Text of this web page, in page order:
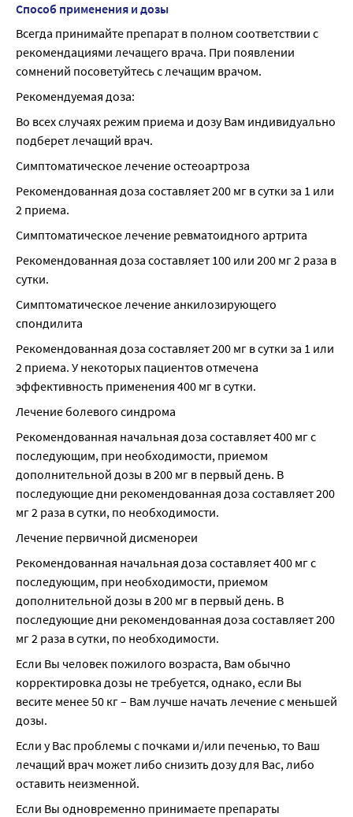
Способ применения и дозы
Всегда принимайте препарат в полном соответствии с
рекомендациями лечащего врача. При появлении
сомнений посоветуйтесь с лечащим врачом.
Рекомендуемая доза:
Во всех случаях режим приема и дозу Вам индивидуально
подберет лечащий врач.
Симптоматическое лечение остеоартроза
Рекомендованная доза составляет 200 мг в сутки за 1 или
2 приема.
Симптоматическое лечение ревматоидного артрита
Рекомендованная доза составляет 100 или 200 мг 2 раза в
сутки.
Симптоматическое лечение анкилозирующего
спондилита
Рекомендованная доза составляет 200 мг в сутки за 1 или
2 приема. У некоторых пациентов отмечена
эффективность применения 400 мг в сутки.
Лечение болевого синдрома
Рекомендованная начальная доза составляет 400 мг с
последующим, при необходимости, приемом
дополнительной дозы в 200 мг в первый день. В
последующие дни рекомендованная доза составляет 200
мг 2 раза в сутки, по необходимости.
Лечение первичной дисменореи
Рекомендованная начальная доза составляет 400 мг с
последующим, при необходимости, приемом
дополнительной дозы в 200 мг в первый день. В
последующие дни рекомендованная доза составляет 200
мг 2 раза в сутки, по необходимости.
Если Вы человек пожилого возраста, Вам обычно
корректировка дозы не требуется, однако, если Вы
весите менее 50 кг – Вам лучше начать лечение с меньшей
дозы.
Если у Вас проблемы с почками и/или печенью, то Ваш
лечащий врач может либо снизить дозу для Вас, либо
оставить неизменной.
Если Вы одновременно принимаете препараты